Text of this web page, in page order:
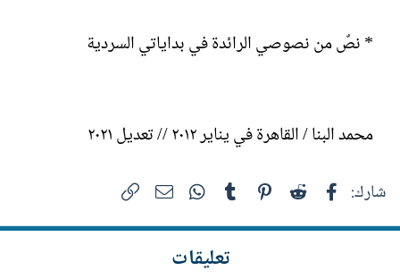
* نصٌ من نصوصي الرائدة في بداياتي السردية
محمد البنا / القاهرة في يناير ٢٠١٢ // تعديل ٢٠٢١
شارك: فيسبوك Reddit
Pinterest
Tumblr
WhatsAppالبريد الإلكتروني
تعليقات